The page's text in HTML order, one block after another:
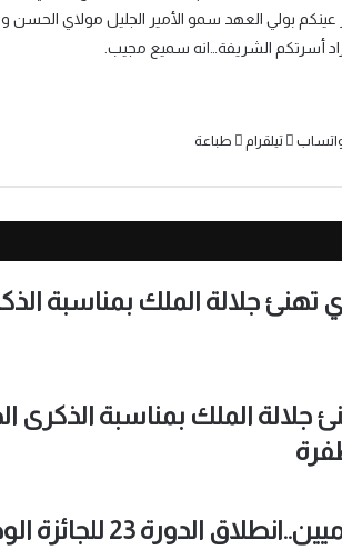
عينكم بولي العهد سمو الأمير الجليل مولاي
أسرتكم الشريفة…انه سميع مجيب.
تيلقرام طباعة
تهنئ جلالة الملك بمناسبة
جلالة الملك بمناسبة الذكرى
الموعد السنوي